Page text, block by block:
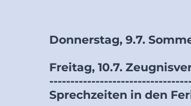
Donnerstag, 9.7.
Freitag, 10.7.
Sprechzeiten in den